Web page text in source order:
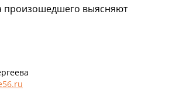
произошедшего выясняют